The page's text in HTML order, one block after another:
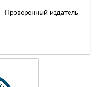
Проверенный издатель